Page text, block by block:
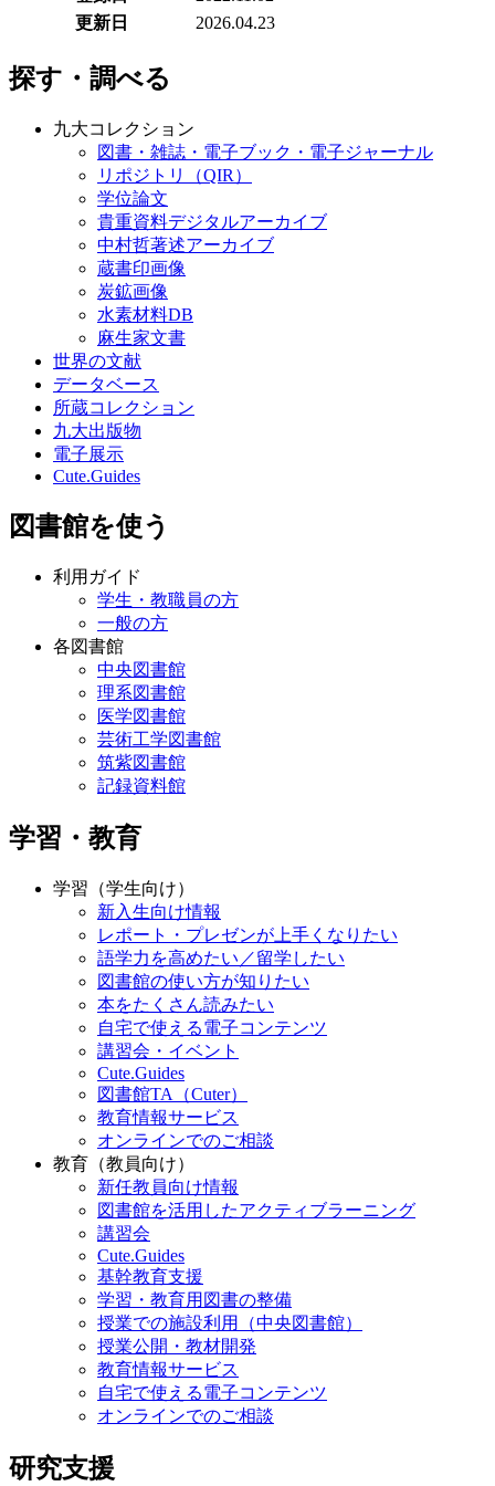
更新日
2026.04.23
探す・調べる
九大コレクション
図書・雑誌・電子ブック・電子ジャーナル
リポジトリ（QIR）
学位論文
貴重資料デジタルアーカイブ
中村哲著述アーカイブ
蔵書印画像
炭鉱画像
水素材料DB
麻生家文書
世界の文献
データベース
所蔵コレクション
九大出版物
電子展示
Cute.Guides
図書館を使う
利用ガイド
学生・教職員の方
一般の方
各図書館
中央図書館
理系図書館
医学図書館
芸術工学図書館
筑紫図書館
記録資料館
学習・教育
学習（学生向け）
新入生向け情報
レポート・プレゼンが上手くなりたい
語学力を高めたい／留学したい
図書館の使い方が知りたい
本をたくさん読みたい
自宅で使える電子コンテンツ
講習会・イベント
Cute.Guides
図書館TA（Cuter）
教育情報サービス
オンラインでのご相談
教育（教員向け）
新任教員向け情報
図書館を活用したアクティブラーニング
講習会
Cute.Guides
基幹教育支援
学習・教育用図書の整備
授業での施設利用（中央図書館）
授業公開・教材開発
教育情報サービス
自宅で使える電子コンテンツ
オンラインでのご相談
研究支援